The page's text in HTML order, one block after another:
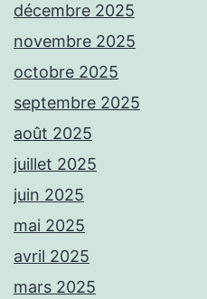
décembre 2025
novembre 2025
octobre 2025
septembre 2025
août 2025
juillet 2025
juin 2025
mai 2025
avril 2025
mars 2025